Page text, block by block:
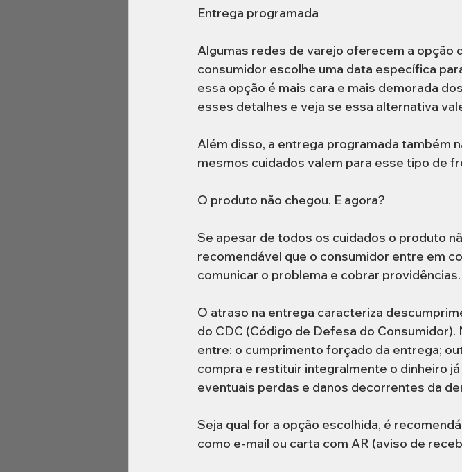
Entrega programada
Algumas redes de varejo oferecem a opção
consumidor escolhe uma data específica
essa opção é mais cara e mais demorada
esses detalhes e veja se essa alternativa
Além disso, a entrega programada também
mesmos cuidados valem para esse tipo de
O produto não chegou. E agora?
Se apesar de todos os cuidados o produto
recomendável que o consumidor entre em
comunicar o problema e cobrar providências.
O atraso na entrega caracteriza
do CDC (Código de Defesa do
entre: o cumprimento forçado da entrega;
compra e restituir integralmente o dinheiro
eventuais perdas e danos decorrentes da
Seja qual for a opção escolhida, é
como e-mail ou carta com AR (aviso de